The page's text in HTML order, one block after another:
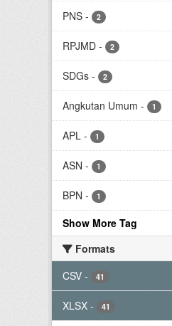
PNS - 2
RPJMD - 2
SDGs - 2
Angkutan Umum - 1
APL - 1
ASN - 1
BPN - 1
Show More Tag
Formats
CSV - 41
XLSX - 41